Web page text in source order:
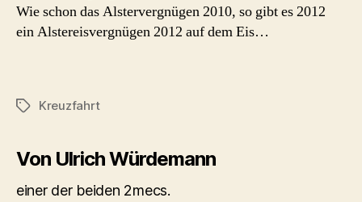
Wie schon das Alstervergnügen 2010, so gibt es 2012
ein Alstereisvergnügen 2012 auf dem Eis…
Schlagwörter
Kreuzfahrt
Von Ulrich Würdemann
einer der beiden 2mecs.